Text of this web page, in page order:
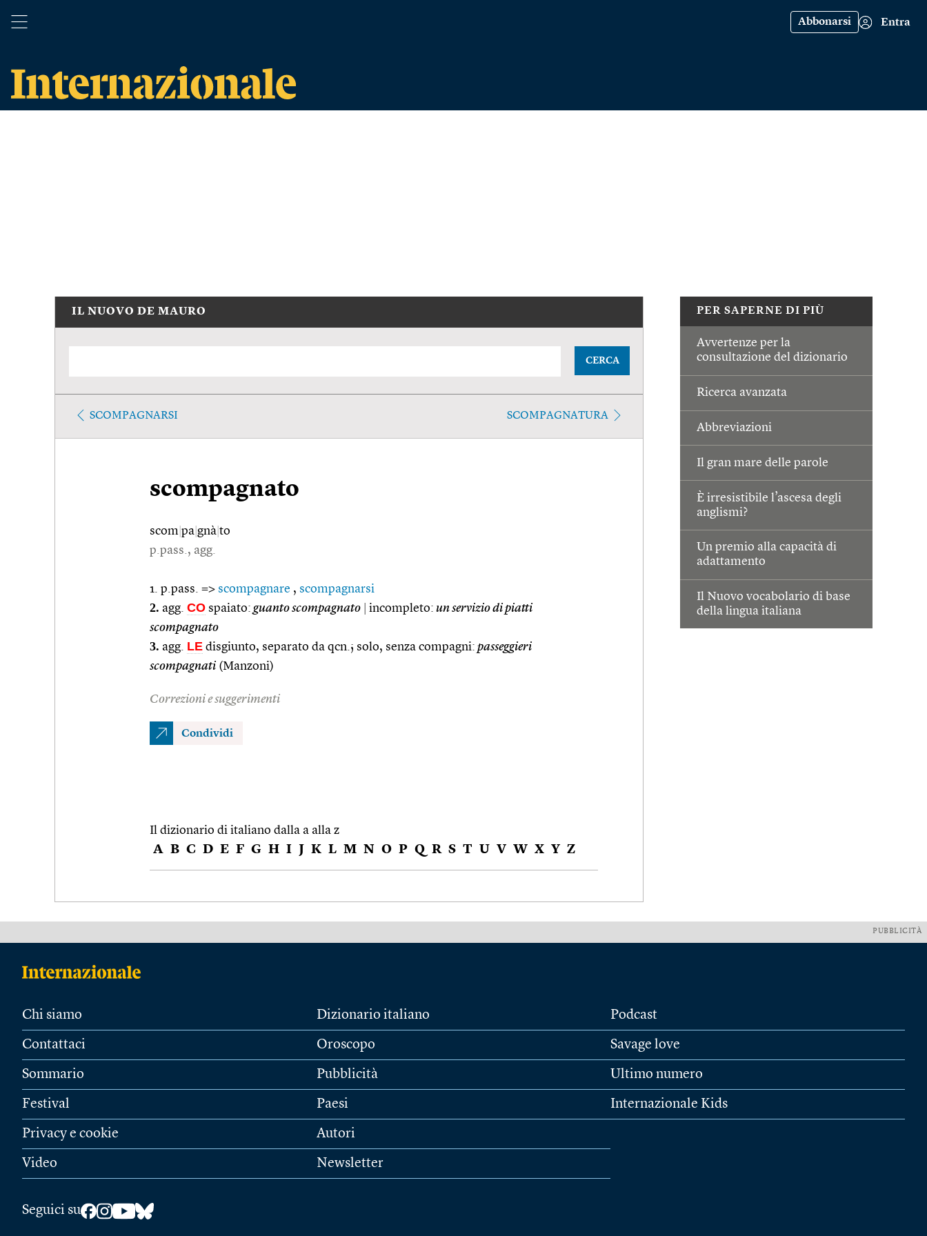
Abbonarsi Entra
PER SAPERNE DI PIÙ
Avvertenze per la
consultazione del dizionario
Ricerca avanzata
Abbreviazioni
Il gran mare delle parole
È irresistibile l’ascesa degli
anglismi?
Un premio alla capacità di
adattamento
Il Nuovo vocabolario di base
della lingua italiana
IL NUOVO DE MAURO
CERCA
SCOMPAGNARSI SCOMPAGNATURA
scompagnato
scom pa gnà to
p.pass., agg.
1. p.pass. => scompagnare , scompagnarsi
2. agg. CO spaiato: guanto scompagnato incompleto: un servizio di piatti
scompagnato
3. agg. LE disgiunto, separato da qcn.; solo, senza compagni: passeggieri
scompagnati (Manzoni)
Correzioni e suggerimenti
Condividi
Il dizionario di italiano dalla a alla z
A B C D E F G H I J K L M N O P Q R S T U V W X Y Z
PUBBLICITÀ
Chi siamo
Contattaci
Sommario
Festival
Privacy e cookie
Video
Dizionario italiano
Oroscopo
Pubblicità
Paesi
Autori
Newsletter
Podcast
Savage love
Ultimo numero
Internazionale Kids
Seguici su